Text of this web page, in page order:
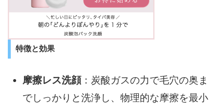
特徴と効果
摩擦レス洗顔：炭酸ガスの力で毛穴の奥ま
でしっかりと洗浄し、物理的な摩擦を最小